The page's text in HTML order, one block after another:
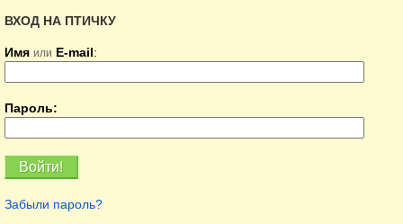
ВХОД НА ПТИЧКУ
Имя или E-mail:
Пароль:
Забыли пароль?